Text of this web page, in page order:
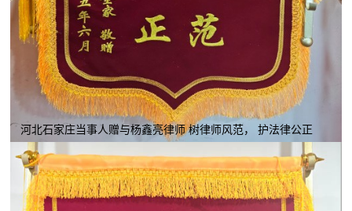
河北石家庄当事人赠与杨鑫亮律师 树律师风范， 护法律公正